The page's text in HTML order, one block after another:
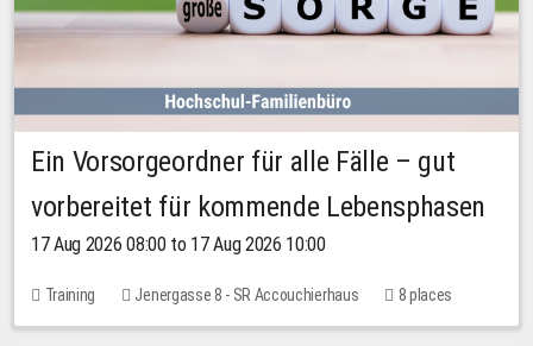
Ein Vorsorgeordner für alle Fälle – gut
vorbereitet für kommende Lebensphasen
17 Aug 2026 08:00 to 17 Aug 2026 10:00
Training Jenergasse 8 - SR Accouchierhaus 8 places